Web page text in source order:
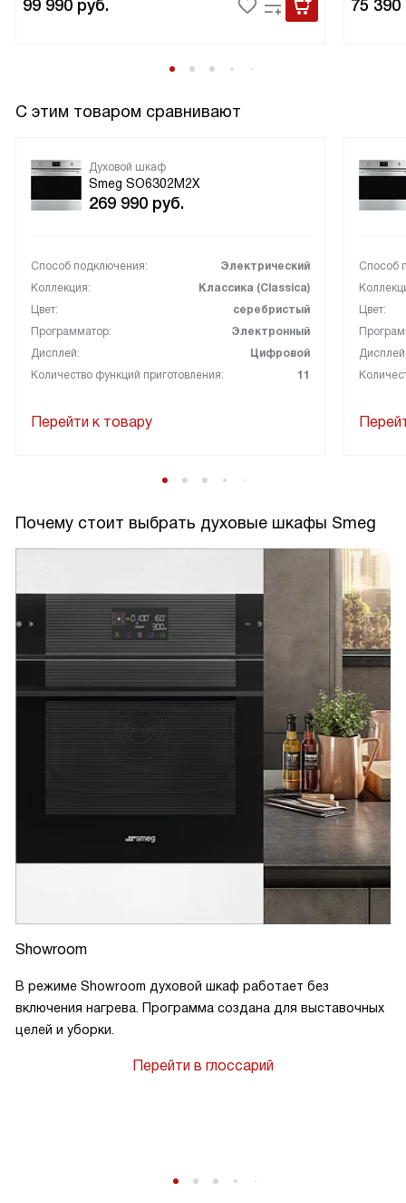
99 990 руб. 75 390
С этим товаром сравнивают
Духовой шкаф
Smeg SO6302M2X
269 990 руб.
Способ подключения:
Электрический
Коллекция:
Классика (Classica)
Цвет:
серебристый
Программатор:
Электронный
Дисплей:
Цифровой
Количество функций приготовления:
11
Перейти к товару
Способ
Цвет:
Почему стоит выбрать духовые шкафы Smeg
Showroom
В режиме Showroom духовой шкаф работает без
включения нагрева. Программа создана для выставочных
целей и уборки.
Перейти в глоссарий